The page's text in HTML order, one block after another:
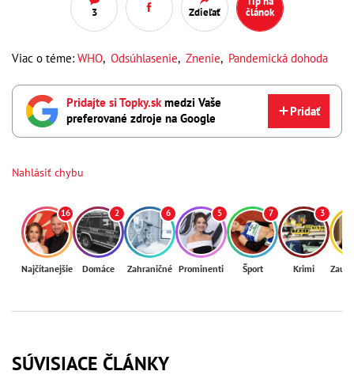
3 Zdieľať
článok
Viac o téme: WHO, Odsúhlasenie, Znenie, Pandemická dohoda
Pridajte si Topky.skmedzi Vaše
preferované zdroje na Google
Pridať
Nahlásiť chybu
16
Najčítanejšie
2
Domáce
6
Zahraničné
5
Prominenti
7
Šport
3
Krimi
SÚVISIACE ČLÁNKY